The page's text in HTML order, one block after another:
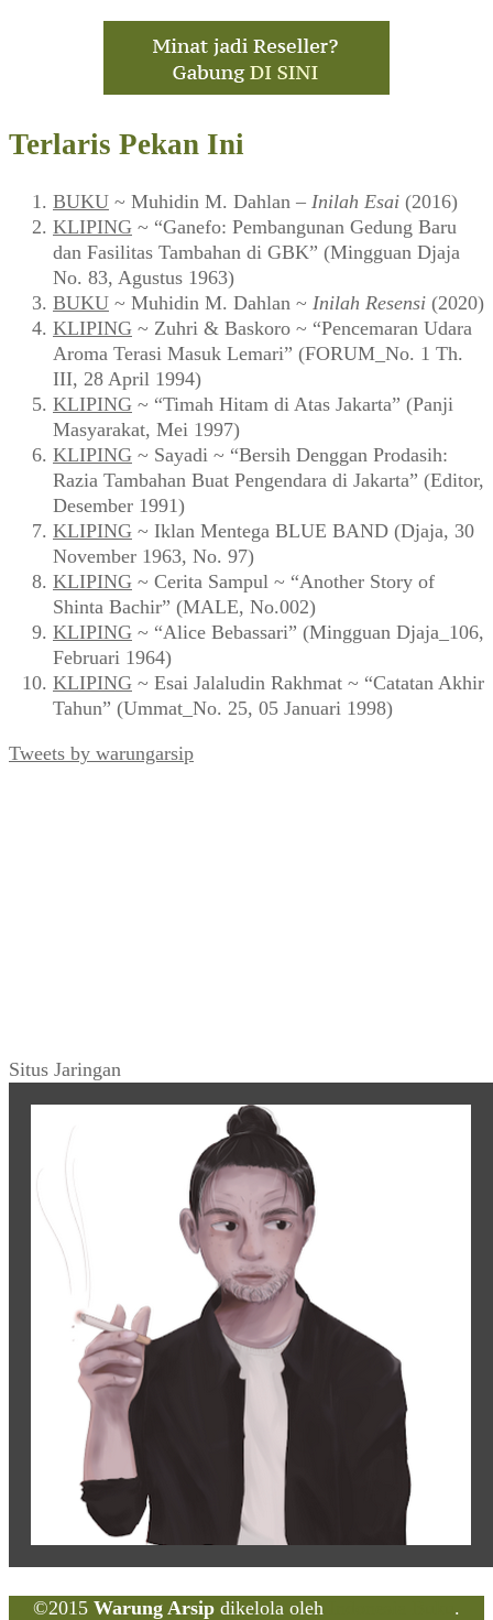
Terlaris Pekan Ini
BUKU ~ Muhidin M. Dahlan – Inilah Esai (2016)
KLIPING ~ “Ganefo: Pembangunan Gedung Baru
dan Fasilitas Tambahan di GBK” (Mingguan Djaja
No. 83, Agustus 1963)
BUKU ~ Muhidin M. Dahlan ~ Inilah Resensi (2020)
KLIPING ~ Zuhri & Baskoro ~ “Pencemaran Udara
Aroma Terasi Masuk Lemari” (FORUM_No. 1 Th.
III, 28 April 1994)
KLIPING ~ “Timah Hitam di Atas Jakarta” (Panji
Masyarakat, Mei 1997)
KLIPING ~ Sayadi ~ “Bersih Denggan Prodasih:
Razia Tambahan Buat Pengendara di Jakarta” (Editor,
Desember 1991)
KLIPING ~ Iklan Mentega BLUE BAND (Djaja, 30
November 1963, No. 97)
KLIPING ~ Cerita Sampul ~ “Another Story of
Shinta Bachir” (MALE, No.002)
KLIPING ~ “Alice Bebassari” (Mingguan Djaja_106,
Februari 1964)
KLIPING ~ Esai Jalaludin Rakhmat ~ “Catatan Akhir
Tahun” (Ummat_No. 25, 05 Januari 1998)
Tweets by warungarsip
Situs Jaringan
©2015 Warung Arsip dikelola oleh
.